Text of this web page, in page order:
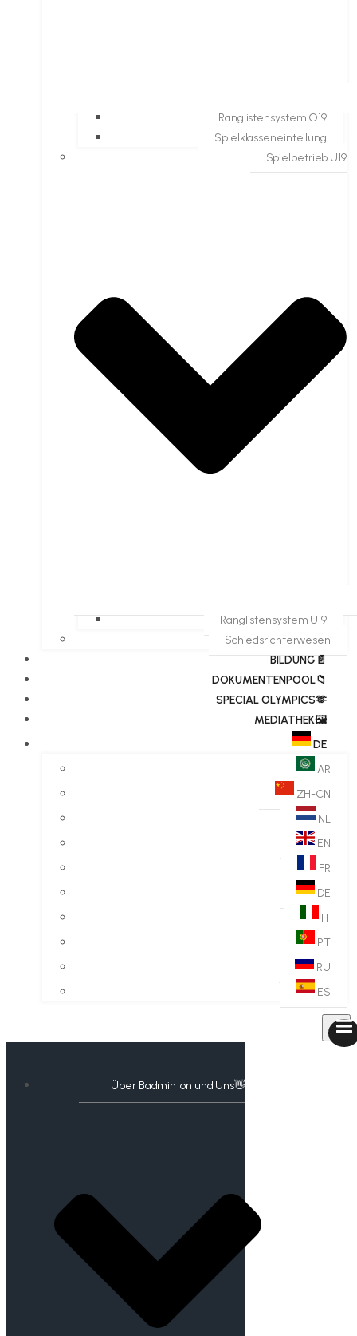
Ranglistensystem O19
Spielklasseneinteilung
Spielbetrieb U19
Ranglistensystem U19
Schiedsrichterwesen
BILDUNG📄
DOKUMENTENPOOL📁
​​SPECIAL OLYMPICS🫶
MEDIATHEK🖼️​
DE
AR
ZH-CN
NL
EN
FR
DE
IT
PT
RU
ES
Über Badminton und Uns👋